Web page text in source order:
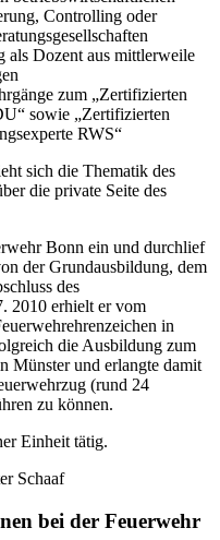
Controlling oder
als Dozent aus mittlerweile
zum „Zertifizierten
sowie „Zertifizierten
RWS“
sich die Thematik des
die private Seite des
Bonn ein und durchlief
der Grundausbildung, dem
des
2010 erhielt er vom
in
die Ausbildung zum
Münster und erlangte damit
(rund 24
zu können.
Einheit tätig.
bei der Feuerwehr